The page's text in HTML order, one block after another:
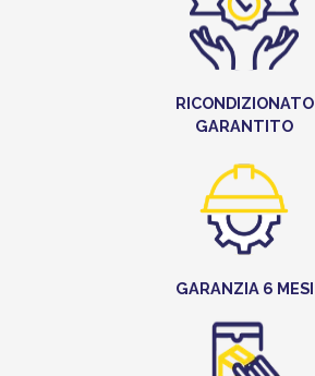
RICONDIZIONATO
GARANTITO
GARANZIA 6 MESI